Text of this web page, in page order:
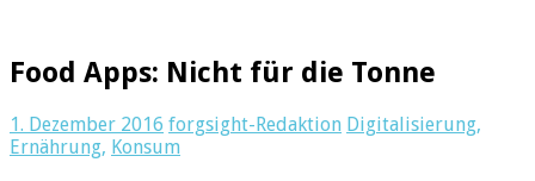
Food Apps: Nicht für die Tonne
1. Dezember 2016 forgsight-Redaktion Digitalisierung,
Ernährung, Konsum